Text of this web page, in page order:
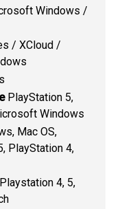
Windows /
/ XCloud /
PlayStation 5,
Windows
Mac OS,
PlayStation 4,
4, 5,